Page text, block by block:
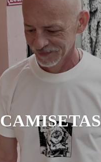
CAMISETAS